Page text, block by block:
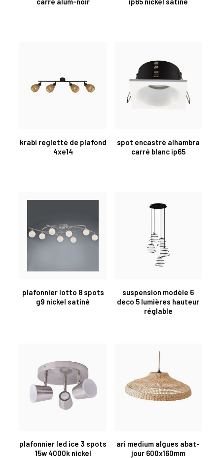
krabi regletté de plafond
4xe14
spot encastré alhambra
carré blanc ip65
plafonnier lotto 8 spots
g9 nickel satiné
suspension modèle 6
deco 5 lumières hauteur
réglable
plafonnier led ice 3 spots
15w 4000k nickel
ari medium algues abat-
jour 600x160mm